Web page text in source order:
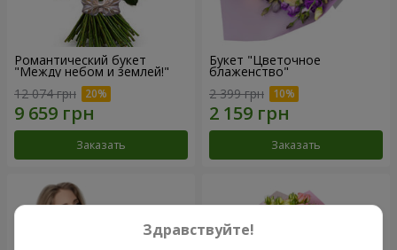
Романтический букет
"Между небом и землей!"
12 074 грн
Заказать
Букет "Цветочное
блаженство"
2 399 грн
Заказать
Здравствуйте!